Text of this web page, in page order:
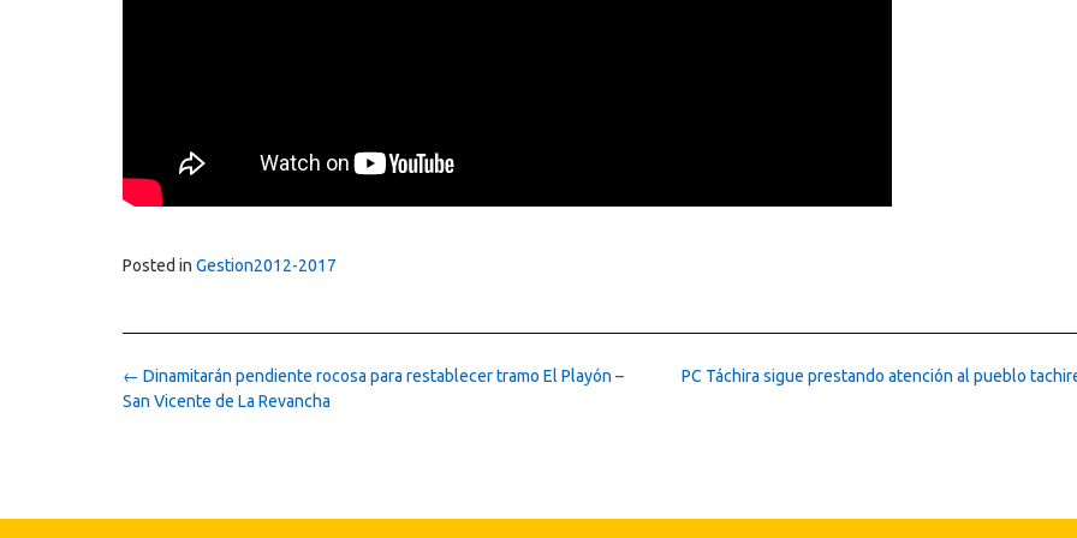
Posted in Gestion2012-2017
Post
navigation
PC Táchira sigue prestando atención al pueblo
← Dinamitarán pendiente rocosa para restablecer tramo El Playón –
San Vicente de La Revancha